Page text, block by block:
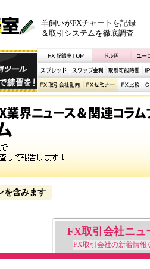
羊飼いがFXチャートを記録
＆取引システムを徹底調査
を含みます
FX取引会社ニュ
FX取引会社の新着情報